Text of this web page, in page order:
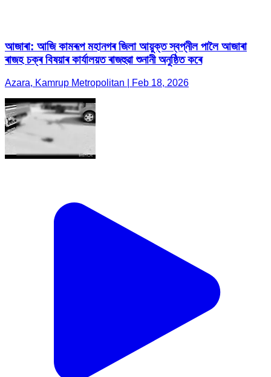
আজাৰা: আজি কামৰূপ মহানগৰ জিলা আয়ুক্ত স্বপ্নীল পালৈ আজাৰা
ৰাজহ চক্ৰ বিষয়াৰ কাৰ্যালয়ত ৰাজহুৱা শুনানী অনুষ্ঠিত কৰে
Azara, Kamrup Metropolitan | Feb 18, 2026